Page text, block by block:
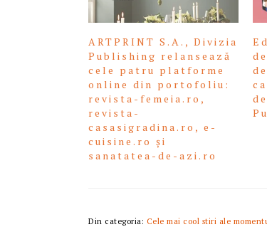
ARTPRINT S.A., Divizia
Publishing relansează
cele patru platforme
online din portofoliu:
revista-femeia.ro,
revista-
casasigradina.ro, e-
cuisine.ro și
sanatatea-de-azi.ro
Din categoria: Cele mai cool stiri ale